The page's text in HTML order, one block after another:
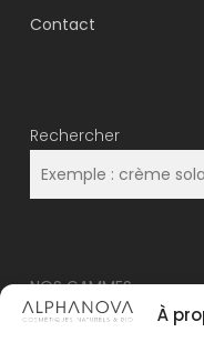
À
Contact
Rechercher
NOS GAMMES
NOUVEAU –